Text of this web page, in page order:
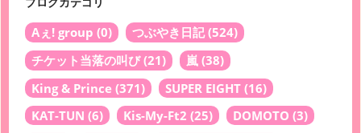
Aぇ! group (0) つぶやき日記(524)
チケット当落の叫び(21) 嵐 (38)
King & Prince (371) SUPER EIGHT (16)
KAT-TUN (6) Kis-My-Ft2 (25) DOMOTO (3)